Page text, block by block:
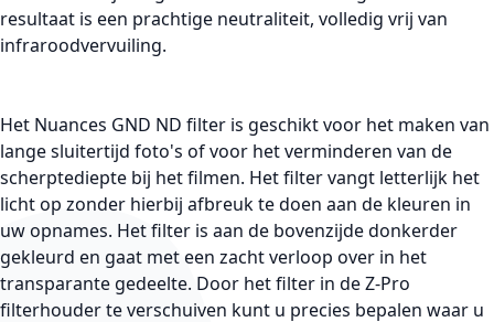
resultaat is een prachtige neutraliteit, volledig vrij van
infraroodvervuiling.
Het Nuances GND ND filter is geschikt voor het maken van
lange sluitertijd foto's of voor het verminderen van de
scherptediepte bij het filmen. Het filter vangt letterlijk het
licht op zonder hierbij afbreuk te doen aan de kleuren in
uw opnames. Het filter is aan de bovenzijde donkerder
gekleurd en gaat met een zacht verloop over in het
transparante gedeelte. Door het filter in de Z-Pro
filterhouder te verschuiven kunt u precies bepalen waar u